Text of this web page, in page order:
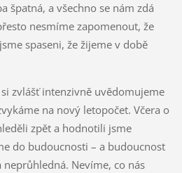
špatná, a všechno se nám zdá
nesmíme zapomenout, že
spaseni, že žijeme v době
zvlášť intenzivně uvědomujeme
na nový letopočet. Včera o
zpět a hodnotili jsme
do budoucnosti – a budoucnost
Nevíme, co nás